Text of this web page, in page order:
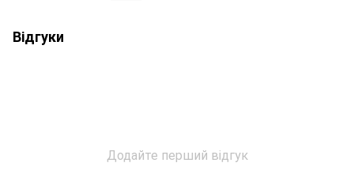
Відгуки
Додайте перший відгук